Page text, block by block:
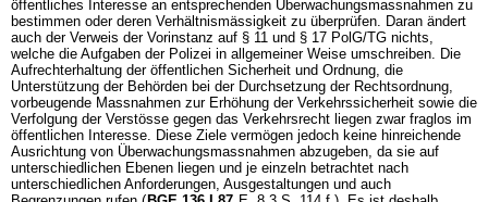
öffentliches Interesse an entsprechenden Überwachungsmassnahmen zu
bestimmen oder deren Verhältnismässigkeit zu überprüfen. Daran ändert
auch der Verweis der Vorinstanz auf § 11 und § 17 PolG/TG nichts,
welche die Aufgaben der Polizei in allgemeiner Weise umschreiben. Die
Aufrechterhaltung der öffentlichen Sicherheit und Ordnung, die
Unterstützung der Behörden bei der Durchsetzung der Rechtsordnung,
vorbeugende Massnahmen zur Erhöhung der Verkehrssicherheit sowie die
Verfolgung der Verstösse gegen das Verkehrsrecht liegen zwar fraglos im
öffentlichen Interesse. Diese Ziele vermögen jedoch keine hinreichende
Ausrichtung von Überwachungsmassnahmen abzugeben, da sie auf
unterschiedlichen Ebenen liegen und je einzeln betrachtet nach
unterschiedlichen Anforderungen, Ausgestaltungen und auch